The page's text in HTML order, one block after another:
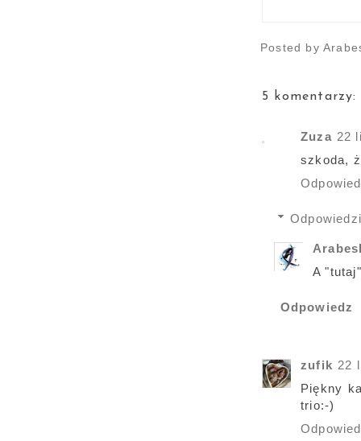
Posted by
5 komentarzy:
Zuza 22
szkoda,
Odpowiedzi
A
Odpowiedz
zufik 22
Piękny
trio:-)